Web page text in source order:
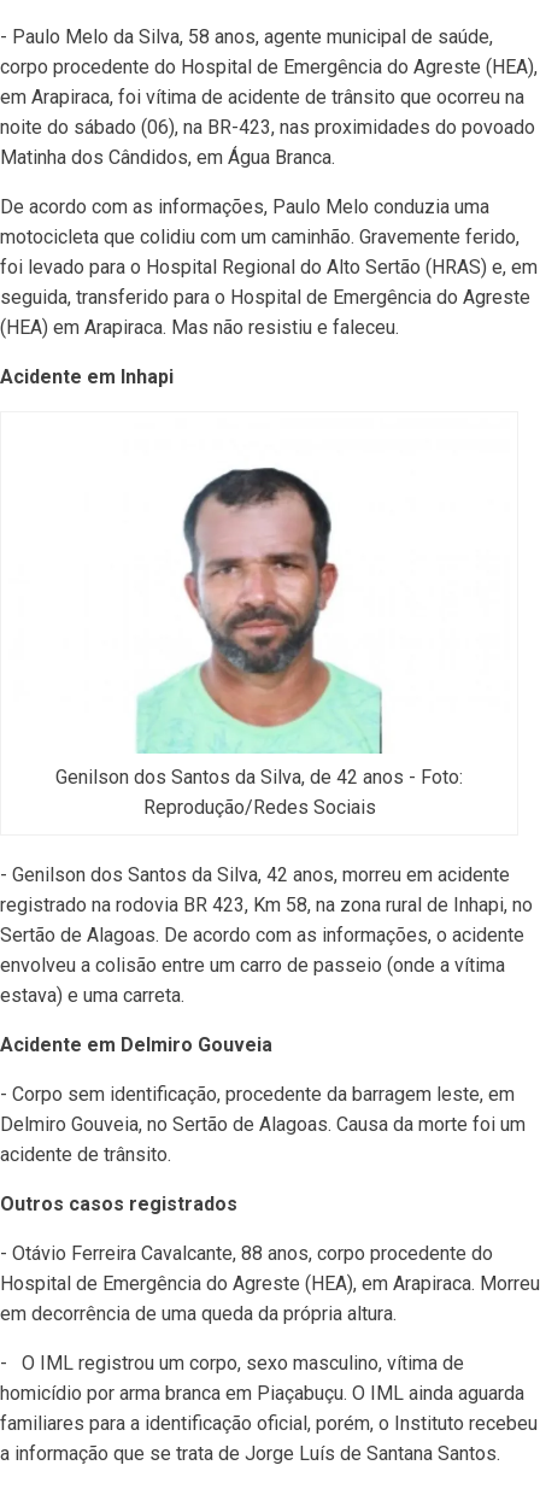
- Paulo Melo da Silva, 58 anos, agente municipal de saúde,
corpo procedente do Hospital de Emergência do Agreste (HEA),
em Arapiraca, foi vítima de acidente de trânsito que ocorreu na
noite do sábado (06), na BR-423, nas proximidades do povoado
Matinha dos Cândidos, em Água Branca.
De acordo com as informações, Paulo Melo conduzia uma
motocicleta que colidiu com um caminhão. Gravemente ferido,
foi levado para o Hospital Regional do Alto Sertão (HRAS) e, em
seguida, transferido para o Hospital de Emergência do Agreste
(HEA) em Arapiraca. Mas não resistiu e faleceu.
Acidente em Inhapi
Genilson dos Santos da Silva, de 42 anos - Foto:
Reprodução/Redes Sociais
- Genilson dos Santos da Silva, 42 anos, morreu em acidente
registrado na rodovia BR 423, Km 58, na zona rural de Inhapi, no
Sertão de Alagoas. De acordo com as informações, o acidente
envolveu a colisão entre um carro de passeio (onde a vítima
estava) e uma carreta.
Acidente em Delmiro Gouveia
- Corpo sem identificação, procedente da barragem leste, em
Delmiro Gouveia, no Sertão de Alagoas. Causa da morte foi um
acidente de trânsito.
Outros casos registrados
- Otávio Ferreira Cavalcante, 88 anos, corpo procedente do
Hospital de Emergência do Agreste (HEA), em Arapiraca. Morreu
em decorrência de uma queda da própria altura.
- O IML registrou um corpo, sexo masculino, vítima de
homicídio por arma branca em Piaçabuçu. O IML ainda aguarda
familiares para a identificação oficial, porém, o Instituto recebeu
a informação que se trata de Jorge Luís de Santana Santos.